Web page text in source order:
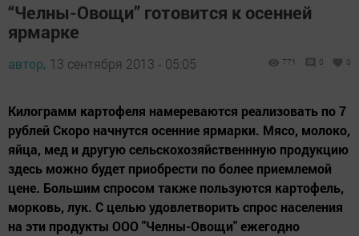
“Челны-Овощи” готовится к осенней
ярмарке
автор, 13 сентября 2013 - 05:05 771 0 0
Килограмм картофеля намереваются реализовать по 7
рублей Скоро начнутся осенние ярмарки. Мясо, молоко,
яйца, мед и другую сельскохозяйственнную продукцию
здесь можно будет приобрести по более приемлемой
цене. Большим спросом также пользуются картофель,
морковь, лук. С целью удовлетворить спрос населения
на эти продукты ООО "Челны-Овощи" ежегодно